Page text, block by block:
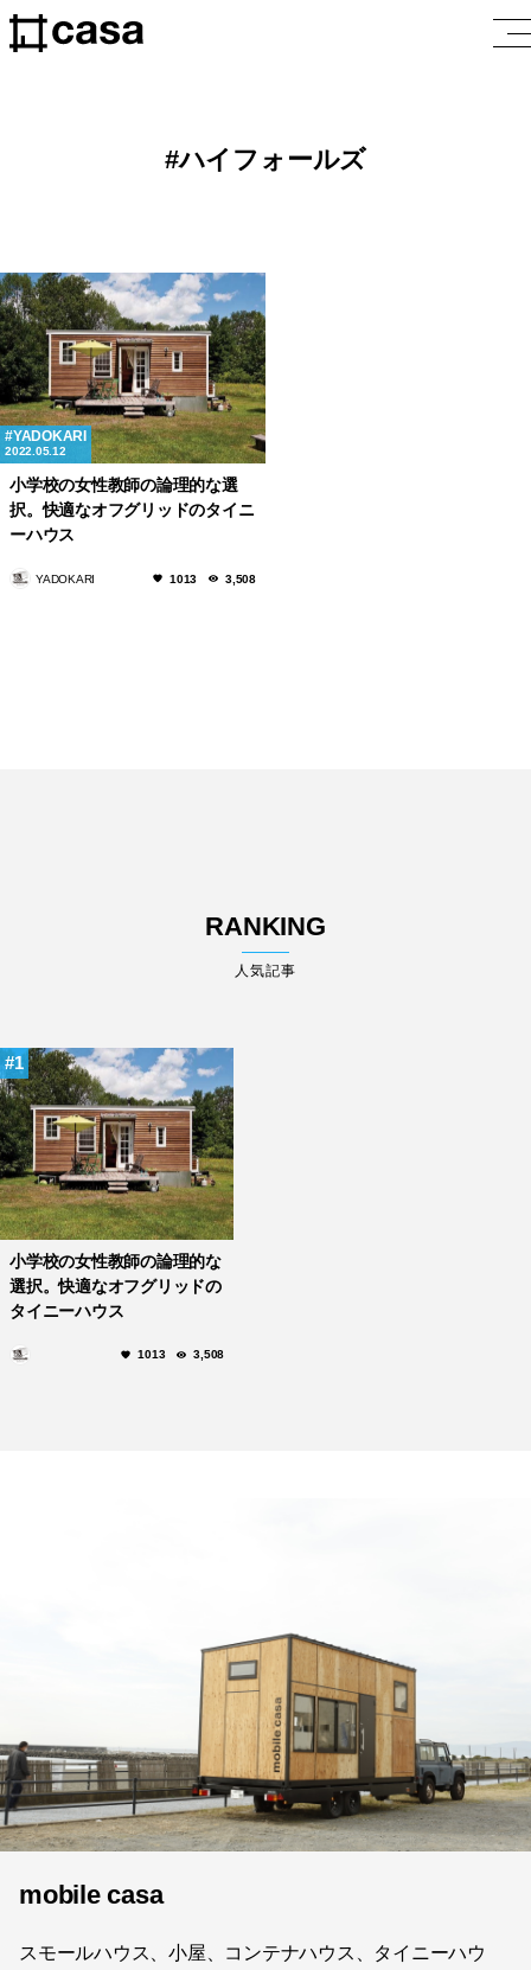
ハイフォールズ
YADOKARI
2022.05.12
小学校の女性教師の論理的な選
択。快適なオフグリッドのタイニ
ーハウス
YADOKARI 1013 3,508
RANKING
人気記事
1
小学校の女性教師の論理的な
選択。快適なオフグリッドの
タイニーハウス
1013 3,508
mobile casa
スモールハウス、小屋、コンテナハウス、タイニーハウ